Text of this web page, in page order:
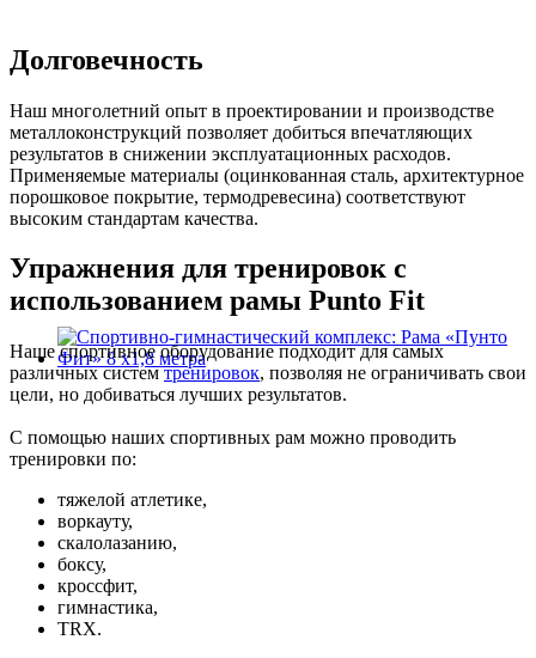
Долговечность
Наш многолетний опыт в проектировании и производстве
металлоконструкций позволяет добиться впечатляющих
результатов в снижении эксплуатационных расходов.
Применяемые материалы (оцинкованная сталь, архитектурное
порошковое покрытие, термодревесина) соответствуют
высоким стандартам качества.
Упражнения для тренировок с
использованием рамы Punto Fit
Наше спортивное оборудование подходит для самых
различных системтренировок, позволяя не ограничивать свои
цели, но добиваться лучших результатов.
С помощью наших спортивных рам можно проводить
тренировки по:
тяжелой атлетике,
воркауту,
скалолазанию,
боксу,
кроссфит,
гимнастика,
TRX.